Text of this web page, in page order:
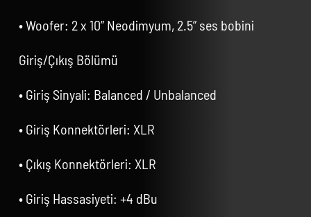
• Woofer: 2 x 10” Neodimyum, 2.5” ses bobini
Giriş/Çıkış Bölümü
• Giriş Sinyali: Balanced / Unbalanced
• Giriş Konnektörleri: XLR
• Çıkış Konnektörleri: XLR
• Giriş Hassasiyeti: +4 dBu